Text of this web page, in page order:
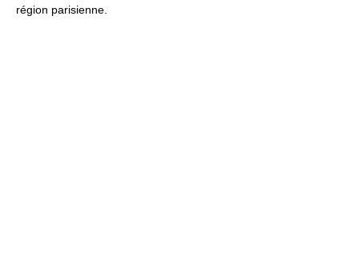
région parisienne.